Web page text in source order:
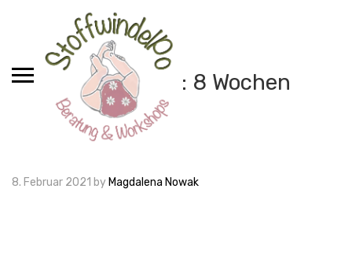
Ressourcen: 8 Wochen
8. Februar 2021 by Magdalena Nowak